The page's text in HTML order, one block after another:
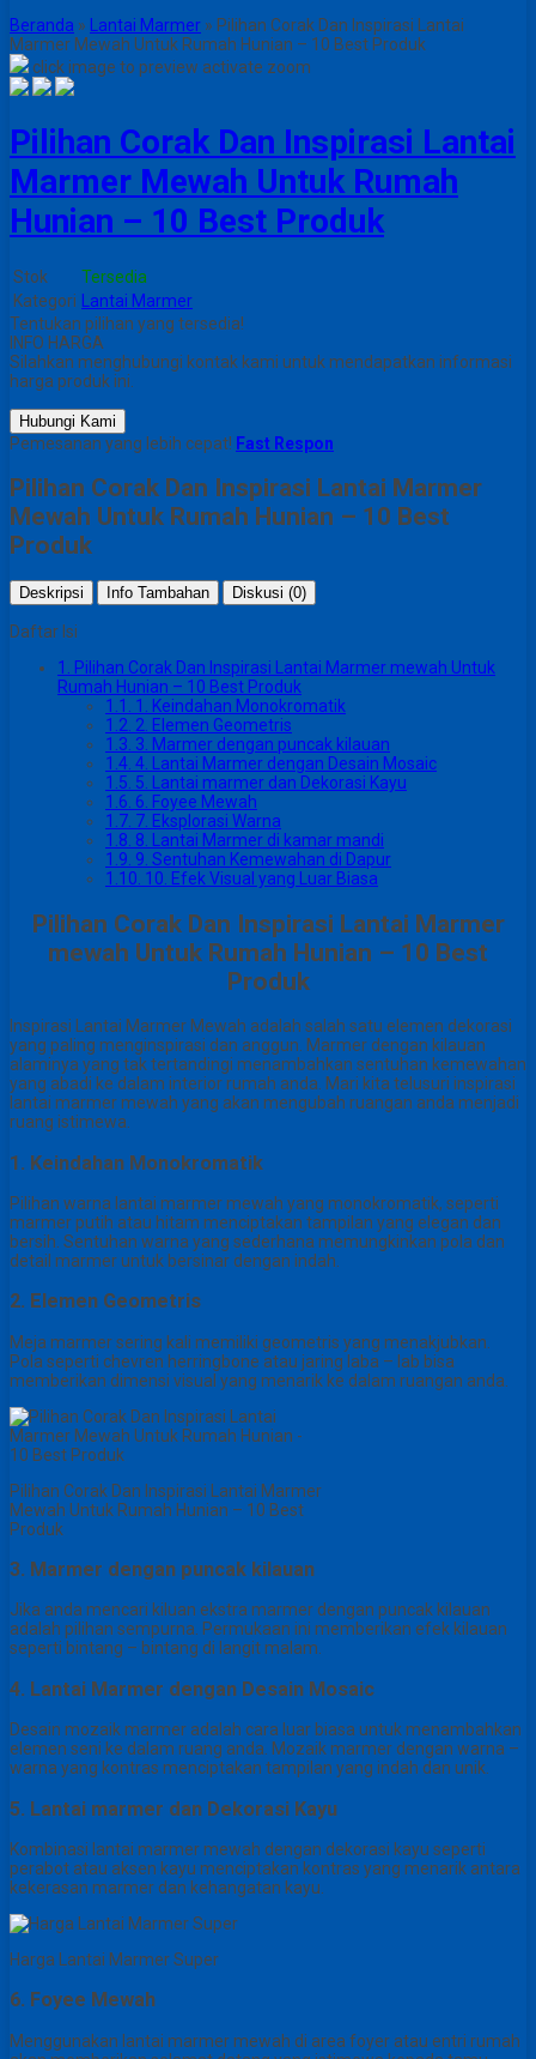
Beranda » Lantai Marmer » Pilihan Corak Dan Inspirasi Lantai
Marmer Mewah Untuk Rumah Hunian – 10 Best Produk
click image to preview activate zoom
Pilihan Corak Dan Inspirasi Lantai
Marmer Mewah Untuk Rumah
Hunian – 10 Best Produk
Stok
Tersedia
Kategori Lantai Marmer
Tentukan pilihan yang tersedia!
INFO HARGA
Silahkan menghubungi kontak kami untuk mendapatkan informasi
harga produk ini.
Hubungi Kami
Pemesanan yang lebih cepat! Fast Respon
Pilihan Corak Dan Inspirasi Lantai Marmer
Mewah Untuk Rumah Hunian – 10 Best
Produk
Deskripsi Info Tambahan Diskusi (0)
Daftar Isi
1. Pilihan Corak Dan Inspirasi Lantai Marmer mewah Untuk
Rumah Hunian – 10 Best Produk
1.1. 1. Keindahan Monokromatik
1.2. 2. Elemen Geometris
1.3. 3. Marmer dengan puncak kilauan
1.4. 4. Lantai Marmer dengan Desain Mosaic
1.5. 5. Lantai marmer dan Dekorasi Kayu
1.6. 6. Foyee Mewah
1.7. 7. Eksplorasi Warna
1.8. 8. Lantai Marmer di kamar mandi
1.9. 9. Sentuhan Kemewahan di Dapur
1.10. 10. Efek Visual yang Luar Biasa
Pilihan Corak Dan Inspirasi Lantai Marmer
mewah Untuk Rumah Hunian – 10 Best
Produk
Inspirasi Lantai Marmer Mewah adalah salah satu elemen dekorasi
yang paling menginspirasi dan anggun. Marmer dengan kilauan
alaminya yang tak tertandingi menambahkan sentuhan kemewahan
yang abadi ke dalam interior rumah anda. Mari kita telusuri inspirasi
lantai marmer mewah yang akan mengubah ruangan anda menjadi
ruang istimewa.
1. Keindahan Monokromatik
Pilihan warna lantai marmer mewah yang monokromatik, seperti
marmer putih atau hitam menciptakan tampilan yang elegan dan
bersih. Sentuhan warna yang sederhana memungkinkan pola dan
detail marmer untuk bersinar dengan indah.
2. Elemen Geometris
Meja marmer sering kali memiliki geometris yang menakjubkan.
Pola seperti chevren herringbone atau jaring laba – lab bisa
memberikan dimensi visual yang menarik ke dalam ruangan anda.
Pilihan Corak Dan Inspirasi Lantai Marmer
Mewah Untuk Rumah Hunian – 10 Best
Produk
3. Marmer dengan puncak kilauan
Jika anda mencari kiluan ekstra marmer dengan puncak kilauan
adalah pilihan sempurna. Permukaan ini memberikan efek kilauan
seperti bintang – bintang di langit malam.
4. Lantai Marmer dengan Desain Mosaic
Desain mozaik marmer adalah cara luar biasa untuk menambahkan
elemen seni ke dalam ruang anda. Mozaik marmer dengan warna –
warna yang kontras menciptakan tampilan yang indah dan unik.
5. Lantai marmer dan Dekorasi Kayu
Kombinasi lantai marmer mewah dengan dekorasi kayu seperti
perabot atau aksen kayu menciptakan kontras yang menarik antara
kekerasan marmer dan kehangatan kayu.
Harga Lantai Marmer Super
6. Foyee Mewah
Menggunakan lantai marmer mewah di area foyer atau entri rumah